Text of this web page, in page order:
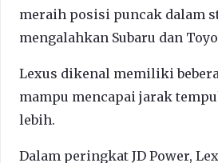
meraih posisi puncak dalam
mengalahkan Subaru dan
Lexus dikenal memiliki
mampu mencapai jarak
lebih.
Dalam peringkat JD Power,